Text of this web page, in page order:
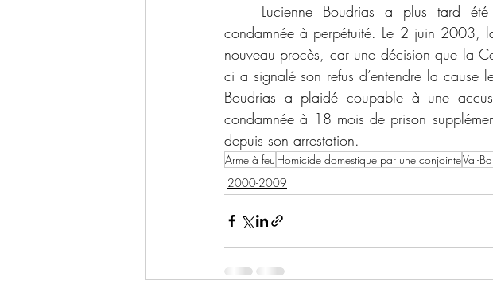
condamnée à perpétuité. Le 2 juin 2003,
nouveau procès, car une décision que la
ci a signalé son refus d’entendre la
Boudrias a plaidé coupable à une
condamnée à 18 mois de prison
depuis son arrestation.
Arme à feu Homicide domestique par une conjointeVal-
2000-2009